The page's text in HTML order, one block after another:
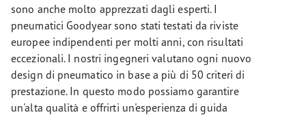
sono anche molto apprezzati dagli esperti. I
pneumatici Goodyear sono stati testati da riviste
europee indipendenti per molti anni, con risultati
eccezionali. I nostri ingegneri valutano ogni nuovo
design di pneumatico in base a più di 50 criteri di
prestazione. In questo modo possiamo garantire
un'alta qualità e offrirti un'esperienza di guida